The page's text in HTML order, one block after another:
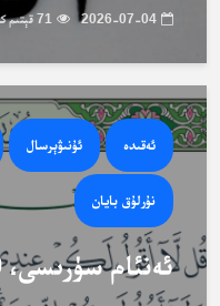
2026-07-04 71 قېتىم كۆرۈلدى
ئەقىدە ئۇنىۋېرسال
نۇرلۇق بايان
ئەنئام سۈرىسى، 50 ~ 52 –...